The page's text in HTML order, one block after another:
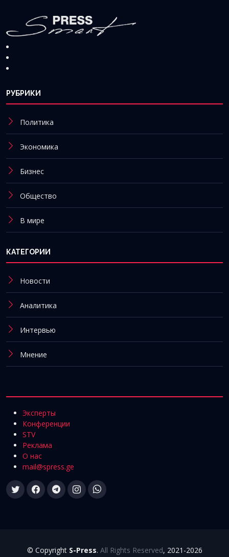
РУБРИКИ
Политика
Экономика
Бизнес
Общество
В мире
КАТЕГОРИИ
Новости
Аналитика
Интервью
Мнение
Эксперты
Конференции
STV
Реклама
О нас
mail@spress.ge
© Copyright S-Press. All Rights Reserved, 2021-2026